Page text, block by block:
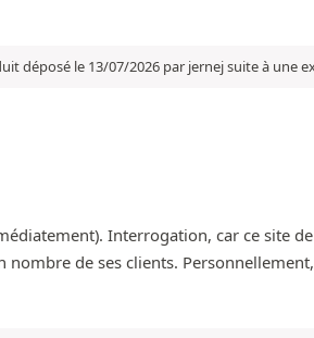
déposé le 13/07/2026 par jernej suite à une
Interrogation, car ce site
de ses clients.